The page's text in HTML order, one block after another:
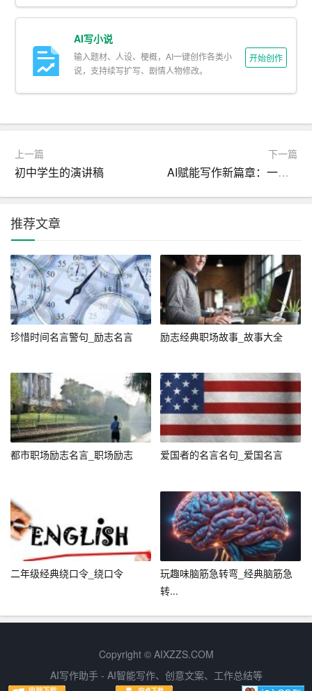
中文： “书山有路勤为径，学海无涯苦作舟。”
英文： “There is a path of diligence in the mountain of boo
ks, and in the vast sea of learning, diligence is the boat tha
t crosses.”
解析： 这句话用生动的比喻说明了学习需要勤奋和刻苦，
成就。
中文： “人非圣贤，孰能无过？过而能改，善莫大焉。”
英文： “No one is perfect; who can be free from error? It is
good to correct one’s mistakes.”
解析： 这句话教导人们要正视自己的错误，勇于改正，认
为能够改正错误是最大的善行。
中文： “瑞雪兆丰年。”
英文： “A good snow indicates a good harvest.”
解析： 这句话通过观察自然现象预测未来收成的好坏，反
映了中国古代农业社会对自然的敬畏和依赖。
七、关于智慧的谚语
中文： “智者千虑，必有一失；愚者千虑，必有一得。”
英文： “Even the wisest man may have a misjudgment am
ong a thousand thoughts, and even the foolish man may h
ave a correct judgment among a thousand thoughts.”
解析： 这句话强调了智慧并非万能，每个人都有可能犯错
AI写小说
输入题材、人设、梗概，AI一键创作各类小
说，支持续写扩写、剧情人物修改。
开始创作
上一篇
初中学生的演讲稿
下一篇
AI赋能写作新篇章：一键生成工作总结
推荐文章
珍惜时间名言警句_励志名言 励志经典职场故事_故事大全
都市职场励志名言_职场励志 爱国者的名言名句_爱国名言
二年级经典绕口令_绕口令
玩趣味脑筋急转弯_经典脑筋急
转...
Copyright © AIXZZS.COM
AI写作助手 - AI智能写作、创意文案、工作总结等